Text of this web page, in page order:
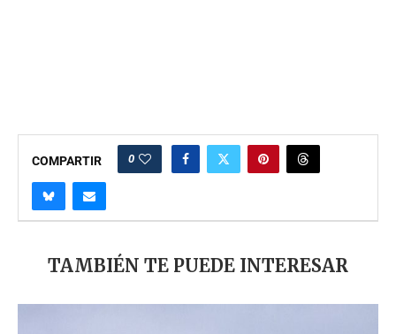
COMPARTIR 0
TAMBIÉN TE PUEDE INTERESAR